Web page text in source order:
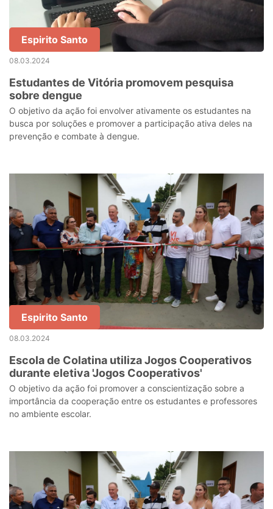
Espirito Santo
08.03.2024
Estudantes de Vitória promovem pesquisa
sobre dengue
O objetivo da ação foi envolver ativamente os estudantes na
busca por soluções e promover a participação ativa deles na
prevenção e combate à dengue.
Espirito Santo
08.03.2024
Escola de Colatina utiliza Jogos Cooperativos
durante eletiva 'Jogos Cooperativos'
O objetivo da ação foi promover a conscientização sobre a
importância da cooperação entre os estudantes e professores
no ambiente escolar.